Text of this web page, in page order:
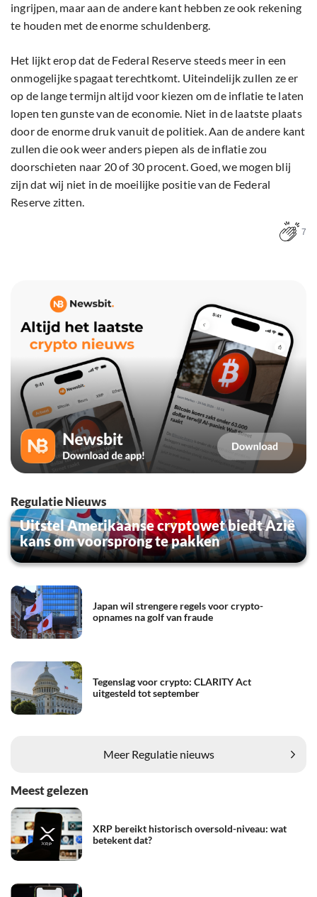
ingrijpen, maar aan de andere kant hebben ze ook rekening
te houden met de enorme schuldenberg.
Het lijkt erop dat de Federal Reserve steeds meer in een
onmogelijke spagaat terechtkomt. Uiteindelijk zullen ze er
op de lange termijn altijd voor kiezen om de inflatie te laten
lopen ten gunste van de economie. Niet in de laatste plaats
door de enorme druk vanuit de politiek. Aan de andere kant
zullen die ook weer anders piepen als de inflatie zou
doorschieten naar 20 of 30 procent. Goed, we mogen blij
zijn dat wij niet in de moeilijke positie van de Federal
Reserve zitten.
7
Regulatie Nieuws
Uitstel Amerikaanse cryptowet biedt Azië
kans om voorsprong te pakken
Japan wil strengere regels voor crypto-
opnames na golf van fraude
Tegenslag voor crypto: CLARITY Act
uitgesteld tot september
Meer Regulatie nieuws
Meest gelezen
XRP bereikt historisch oversold-niveau: wat
betekent dat?